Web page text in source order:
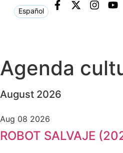
Español
Agenda
August 2026
Aug 08 2026
ROBOT SALVAJE